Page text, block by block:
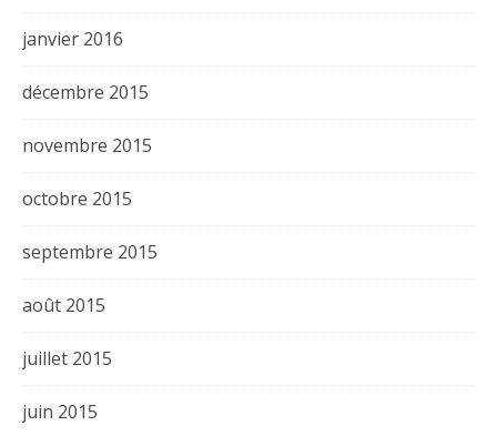
janvier 2016
décembre 2015
novembre 2015
octobre 2015
septembre 2015
août 2015
juillet 2015
juin 2015